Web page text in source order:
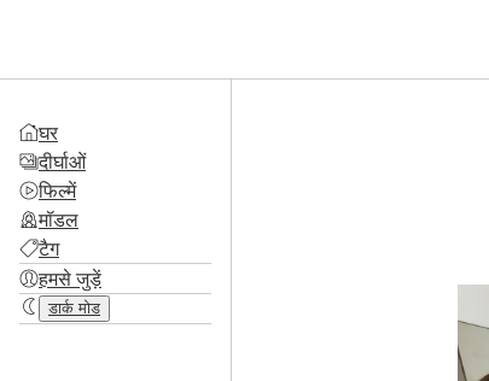
घर
दीर्घाओं
फिल्में
मॉडल
टैग
हमसे जुड़ें
डार्क मोड